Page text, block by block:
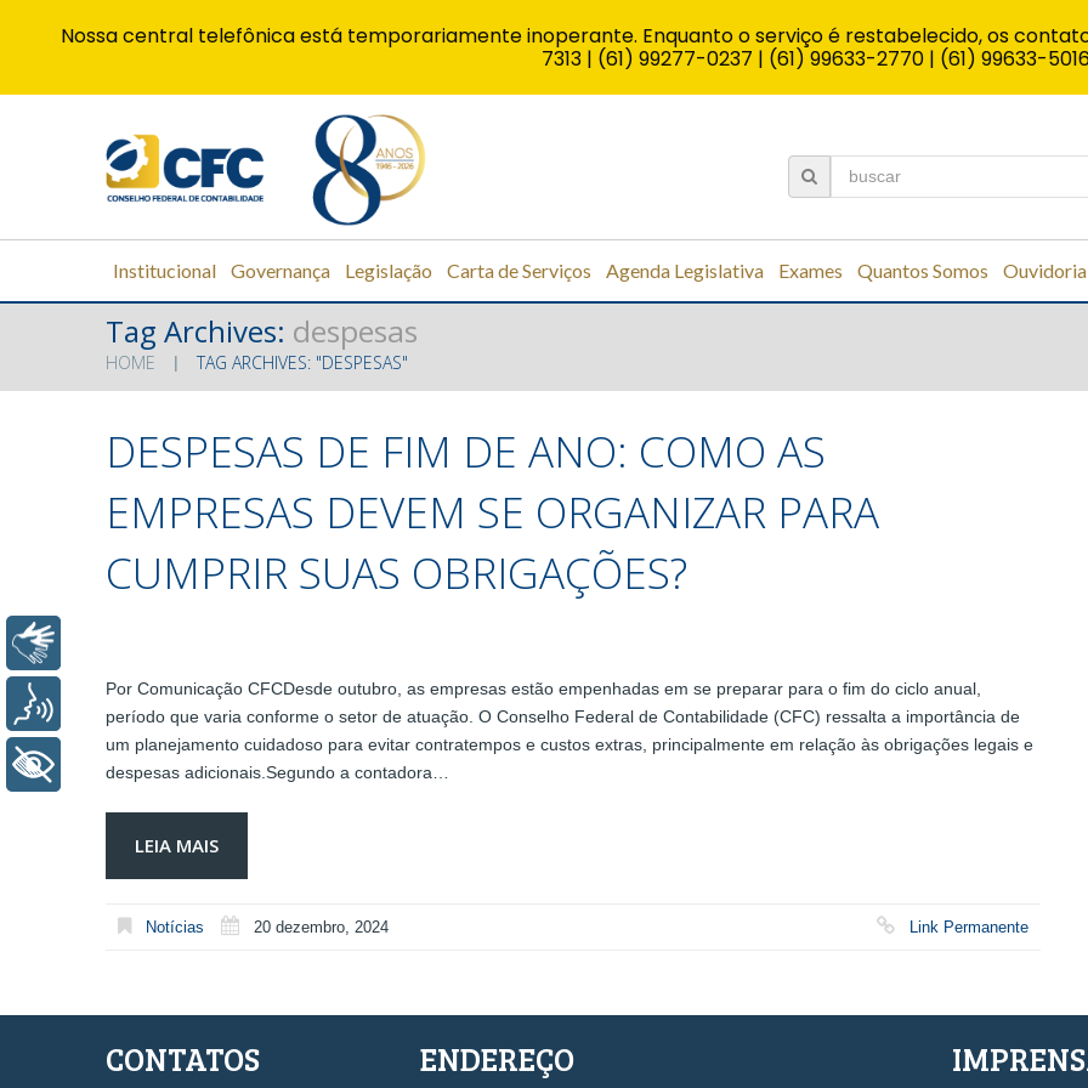
Institucional Governança Legislação Carta de Serviços Agenda Legislativa Exames Quantos Somos Ouvidoria
Tag Archives: despesas
HOME TAG ARCHIVES: "DESPESAS"
DESPESAS DE FIM DE ANO: COMO AS
EMPRESAS DEVEM SE ORGANIZAR PARA
CUMPRIR SUAS OBRIGAÇÕES?
Por Comunicação CFCDesde outubro, as empresas estão empenhadas em se preparar para o fim do ciclo anual,
período que varia conforme o setor de atuação. O Conselho Federal de Contabilidade (CFC) ressalta a importância de
um planejamento cuidadoso para evitar contratempos e custos extras, principalmente em relação às obrigações legais e
despesas adicionais.Segundo a contadora…
LEIA MAIS
Notícias 20 dezembro, 2024 Link Permanente
CONTATOS ENDEREÇO
Nossa central telefônica está temporariamente inoperante. Enquanto o serviço é restabelecido, os
7313 | (61) 99277-0237 | (61) 99633-2770 | (61) 99633-
+ Acessibilidade